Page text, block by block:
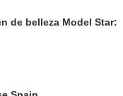
de belleza Model Star: